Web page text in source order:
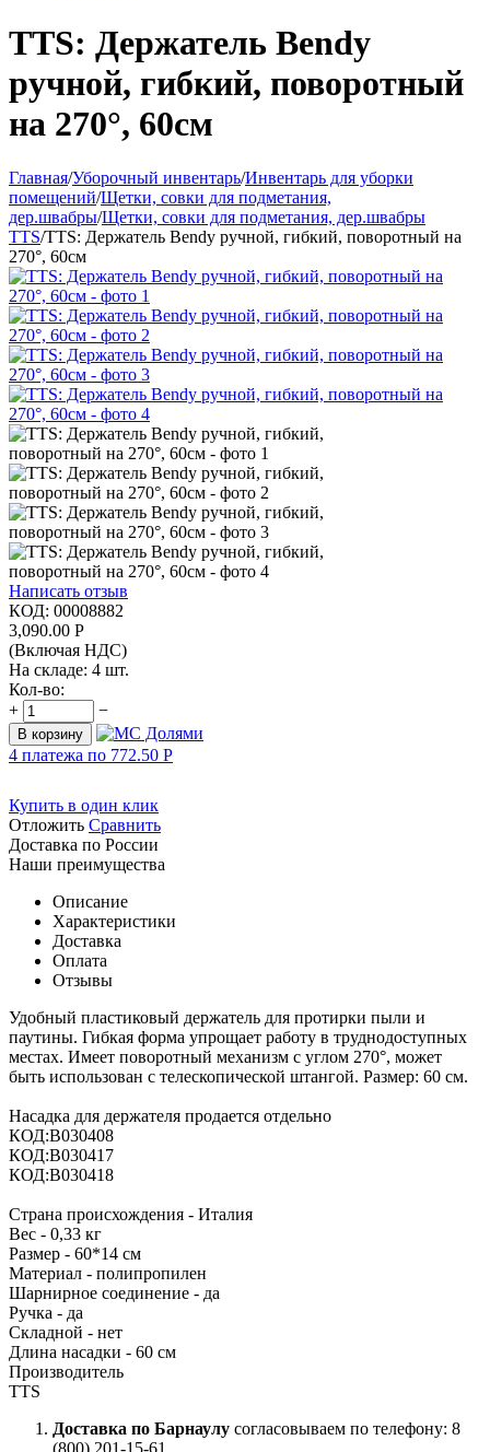
TTS: Держатель Bendy
ручной, гибкий, поворотный
на 270°, 60см
Главная/Уборочный инвентарь/Инвентарь для уборки
помещений/Щетки, совки для подметания,
дер.швабры/Щетки, совки для подметания, дер.швабры
TTS/TTS: Держатель Bendy ручной, гибкий, поворотный на
270°, 60см
Написать отзыв
КОД: 00008882
3,090.00 Р
(Включая НДС)
На складе: 4 шт.
Кол-во:
+
−
В корзину
4 платежа по 772.50 Р
Купить в один клик
Отложить Сравнить
Доставка по России
Наши преимущества
Описание
Характеристики
Доставка
Оплата
Отзывы
Удобный пластиковый держатель для протирки пыли и
паутины. Гибкая форма упрощает работу в труднодоступных
местах. Имеет поворотный механизм с углом 270°, может
быть использован с телескопической штангой. Размер: 60 см.
Насадка для держателя продается отдельно
КОД:B030408
КОД:B030417
КОД:B030418
Страна происхождения - Италия
Вес - 0,33 кг
Размер - 60*14 см
Материал - полипропилен
Шарнирное соединение - да
Ручка - да
Складной - нет
Длина насадки - 60 см
Производитель
TTS
Доставка по Барнаулу согласовываем по телефону: 8
(800) 201-15-61.